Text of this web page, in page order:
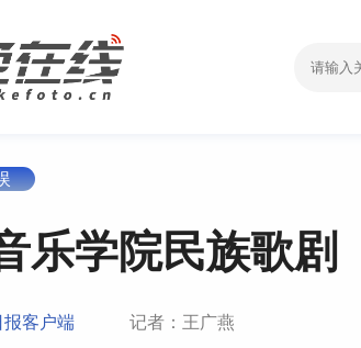
乐学院民族歌剧
报客户端 记者：王广燕